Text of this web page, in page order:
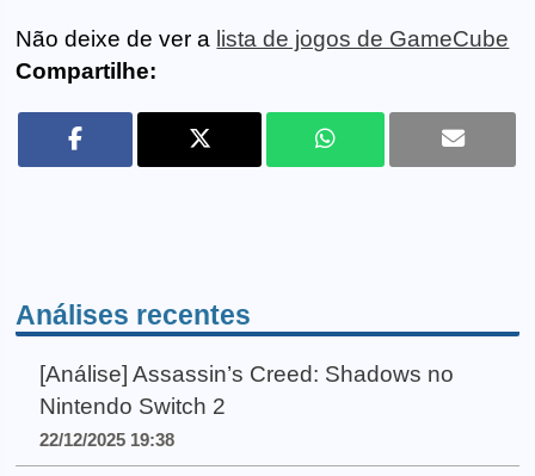
Não deixe de ver a lista de jogos de GameCube
Compartilhe:
Análises recentes
[Análise] Assassin’s Creed: Shadows no
Nintendo Switch 2
22/12/2025 19:38